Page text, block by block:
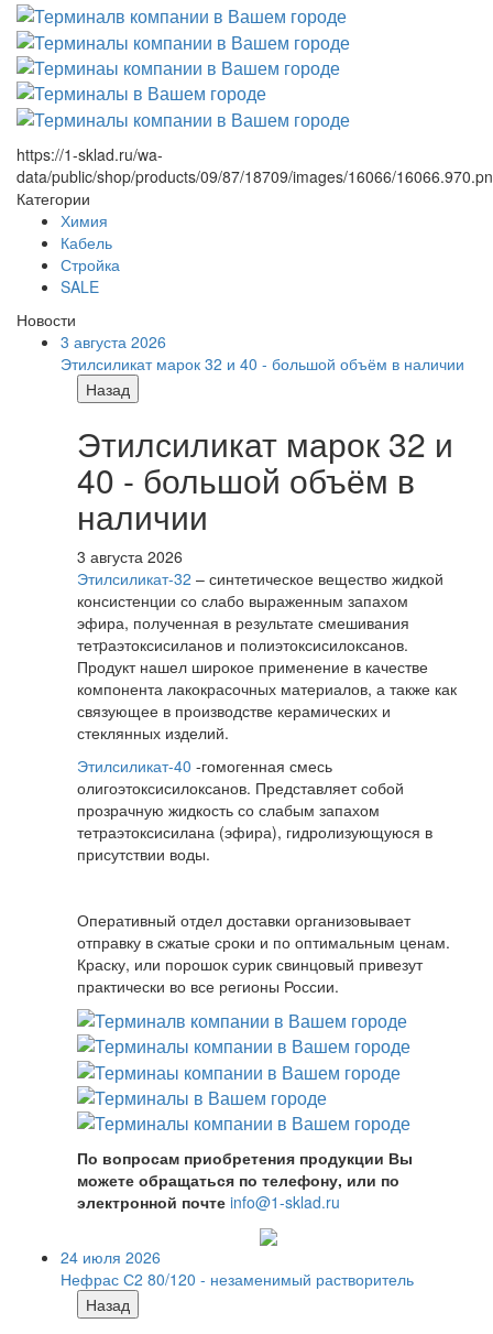
https://1-sklad.ru/wa-
data/public/shop/products/09/87/18709/images/16066/
Категории
Химия
Кабель
Стройка
SALE
Новости
3 августа 2026
Этилсиликат марок 32 и 40 - большой объём в наличии
Назад
Этилсиликат марок 32 и
40 - большой объём в
наличии
3 августа 2026
Этилсиликат-32 – синтетическое вещество жидкой
консистенции со слабо выраженным запахом
эфира, полученная в результате смешивания
тетpаэтоксисиланов и полиэтоксисилоксанов.
Продукт нашел широкое применение в качестве
компонента лакокрасочных материалов, а также как
связующее в производстве керамических и
стеклянных изделий.
Этилсиликат-40 -гомогенная смесь
олигоэтоксисилоксанов. Представляет собой
прозрачную жидкость со слабым запахом
тетраэтоксисилана (эфира), гидролизующуюся в
присутствии воды.
Оперативный отдел доставки организовывает
отправку в сжатые сроки и по оптимальным ценам.
Краску, или порошок сурик свинцовый привезут
практически во все регионы России.
По вопросам приобретения продукции Вы
можете обращаться по телефону, или по
электронной почте info@1-sklad.ru
24 июля 2026
Нефрас С2 80/120 - незаменимый растворитель
Назад